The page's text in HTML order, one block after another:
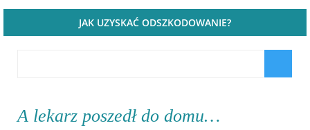
JAK UZYSKAĆ ODSZKODOWANIE?
A lekarz poszedł do domu…